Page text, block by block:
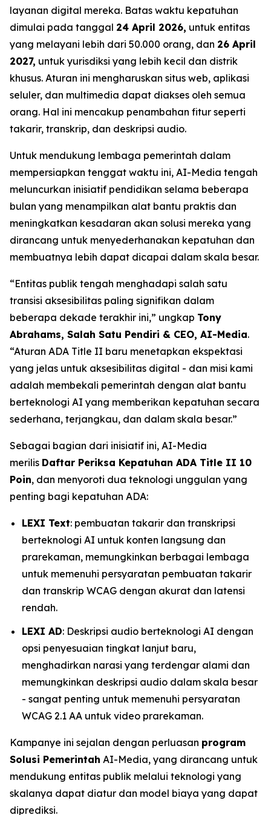
layanan digital mereka. Batas waktu kepatuhan
dimulai pada tanggal 24 April 2026, untuk entitas
yang melayani lebih dari 50.000 orang, dan 26 April
2027, untuk yurisdiksi yang lebih kecil dan distrik
khusus. Aturan ini mengharuskan situs web, aplikasi
seluler, dan multimedia dapat diakses oleh semua
orang. Hal ini mencakup penambahan fitur seperti
takarir, transkrip, dan deskripsi audio.
Untuk mendukung lembaga pemerintah dalam
mempersiapkan tenggat waktu ini, AI-Media tengah
meluncurkan inisiatif pendidikan selama beberapa
bulan yang menampilkan alat bantu praktis dan
meningkatkan kesadaran akan solusi mereka yang
dirancang untuk menyederhanakan kepatuhan dan
membuatnya lebih dapat dicapai dalam skala besar.
“Entitas publik tengah menghadapi salah satu
transisi aksesibilitas paling signifikan dalam
beberapa dekade terakhir ini,” ungkap Tony
Abrahams, Salah Satu Pendiri & CEO, AI-Media.
“Aturan ADA Title II baru menetapkan ekspektasi
yang jelas untuk aksesibilitas digital - dan misi kami
adalah membekali pemerintah dengan alat bantu
berteknologi AI yang memberikan kepatuhan secara
sederhana, terjangkau, dan dalam skala besar.”
Sebagai bagian dari inisiatif ini, AI-Media
merilis Daftar Periksa Kepatuhan ADA Title II 10
Poin, dan menyoroti dua teknologi unggulan yang
penting bagi kepatuhan ADA:
LEXI Text: pembuatan takarir dan transkripsi
berteknologi AI untuk konten langsung dan
prarekaman, memungkinkan berbagai lembaga
untuk memenuhi persyaratan pembuatan takarir
dan transkrip WCAG dengan akurat dan latensi
rendah.
LEXI AD: Deskripsi audio berteknologi AI dengan
opsi penyesuaian tingkat lanjut baru,
menghadirkan narasi yang terdengar alami dan
memungkinkan deskripsi audio dalam skala besar
- sangat penting untuk memenuhi persyaratan
WCAG 2.1 AA untuk video prarekaman.
Kampanye ini sejalan dengan perluasan program
Solusi Pemerintah AI-Media, yang dirancang untuk
mendukung entitas publik melalui teknologi yang
skalanya dapat diatur dan model biaya yang dapat
diprediksi.